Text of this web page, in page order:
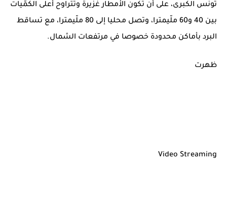
تونس الكبرى، على أن تكون الأمطار غزيرة وتتراوح أعلى الكمّيات
بين 40 و60 ملّيمترا، وتصل محليا إلى 80 ملّيمترا، مع تساقط
البرد بأماكن محدودة خصوصا في مرتفعات الشمال.
ظهرت
Video Streaming